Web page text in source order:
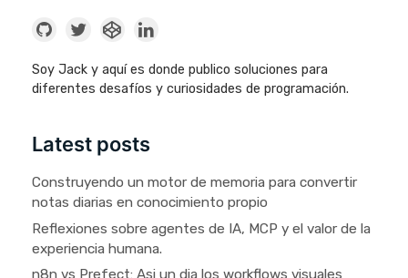
Soy Jack y aquí es donde publico soluciones para
diferentes desafíos y curiosidades de programación.
Latest posts
Construyendo un motor de memoria para convertir
notas diarias en conocimiento propio
Reflexiones sobre agentes de IA, MCP y el valor de la
experiencia humana.
n8n vs Prefect: Asi un dia los workflows visuales